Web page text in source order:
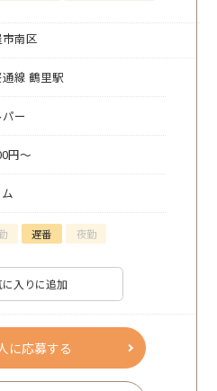
南区
線 鶴里駅
ー
円～
遅番 夜勤
に入りに追加
に応募する